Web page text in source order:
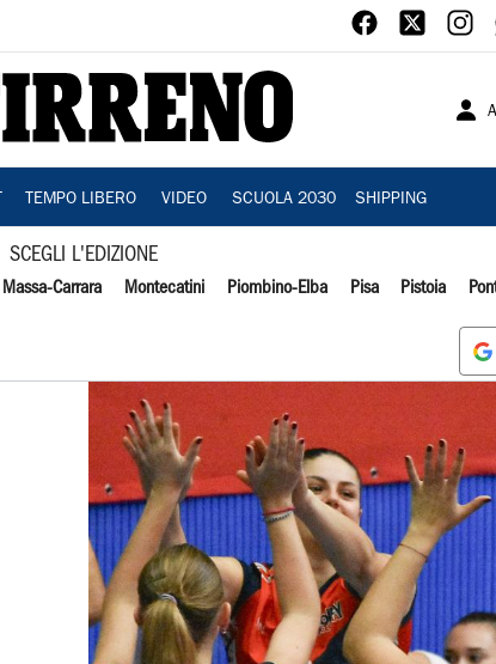
TEMPO LIBERO VIDEO SCUOLA 2030 SHIPPING
SCEGLI L'EDIZIONE
Massa-Carrara Montecatini Piombino-Elba Pisa Pistoia